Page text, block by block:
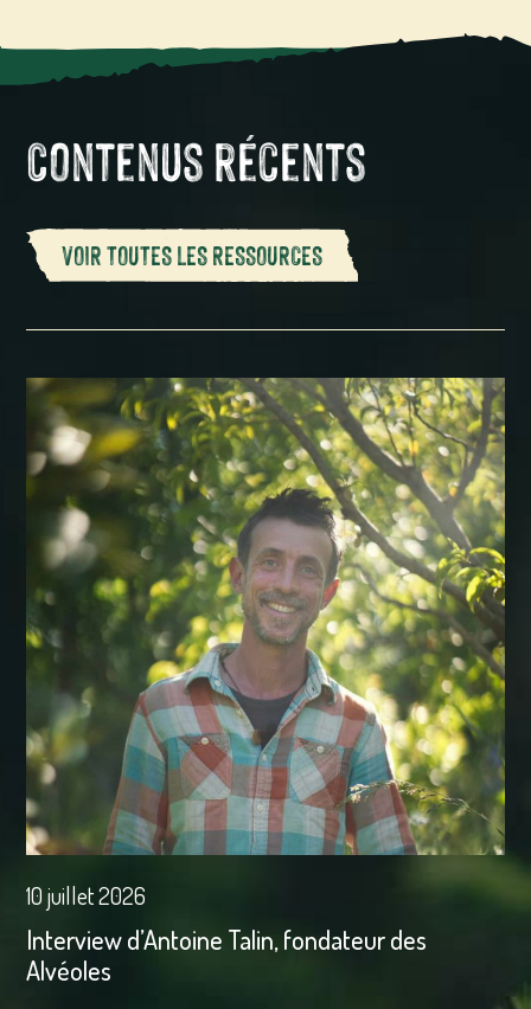
Contenus récents
VOIR TOUTES LES RESSOURCES
10 juillet 2026
Interview d’Antoine Talin, fondateur des
Alvéoles